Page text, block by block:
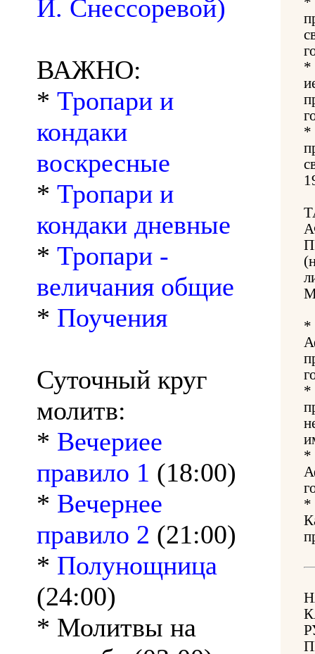
И. Снессоревой)
ВАЖНО:
* Тропари и
кондаки
воскресные
* Тропари и
кондаки дневные
* Тропари -
величания общие
* Поучения
Суточный круг
молитв:
* Вечериее
правило 1 (18:00)
* Вечернее
правило 2 (21:00)
* Полунощница
(24:00)
* Молитвы на
*
*
*
*
*
*